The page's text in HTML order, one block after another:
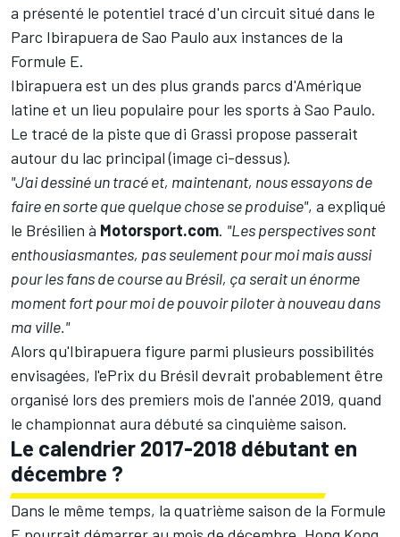
a présenté le potentiel tracé d'un circuit situé dans le
Parc Ibirapuera de Sao Paulo aux instances de la
Formule E.
Ibirapuera est un des plus grands parcs d'Amérique
latine et un lieu populaire pour les sports à Sao Paulo.
Le tracé de la piste que di Grassi propose passerait
autour du lac principal (image ci-dessus).
"J'ai dessiné un tracé et, maintenant, nous essayons de
faire en sorte que quelque chose se produise", a expliqué
le Brésilien à Motorsport.com. "Les perspectives sont
enthousiasmantes, pas seulement pour moi mais aussi
pour les fans de course au Brésil, ça serait un énorme
moment fort pour moi de pouvoir piloter à nouveau dans
ma ville."
Alors qu'Ibirapuera figure parmi plusieurs possibilités
envisagées, l'ePrix du Brésil devrait probablement être
organisé lors des premiers mois de l'année 2019, quand
le championnat aura débuté sa cinquième saison.
Le calendrier 2017-2018 débutant en
décembre ?
Dans le même temps, la quatrième saison de la Formule